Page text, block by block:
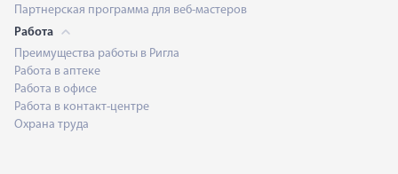
Партнерская программа для веб-мастеров
Работа
Преимущества работы в Ригла
Работа в аптеке
Работа в офисе
Работа в контакт-центре
Охрана труда